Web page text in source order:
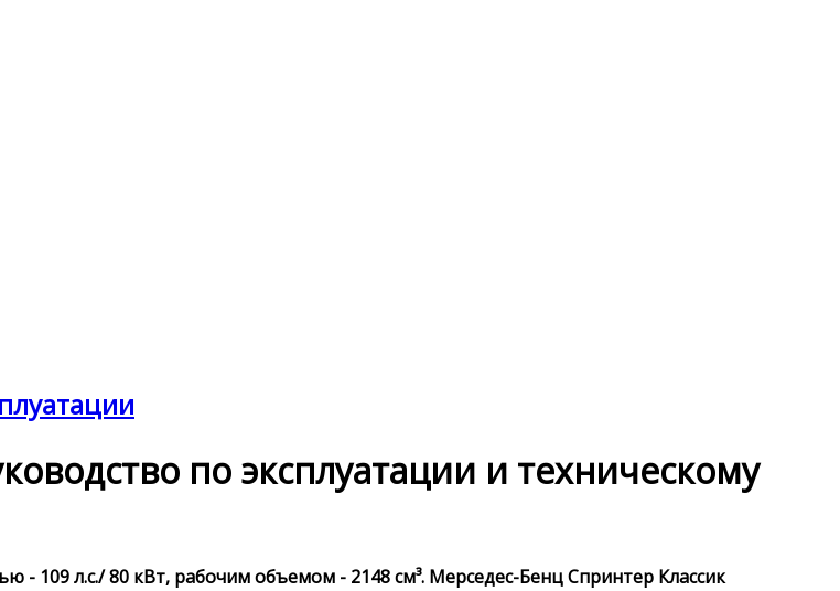
по эксплуатации и техническому
- 109 л.с./ 80 кВт, рабочим объемом - 2148 см³. Мерседес-Бенц Спринтер Классик